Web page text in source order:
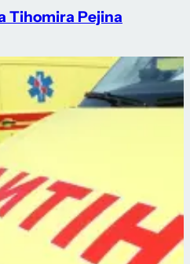
Tihomira Pejina